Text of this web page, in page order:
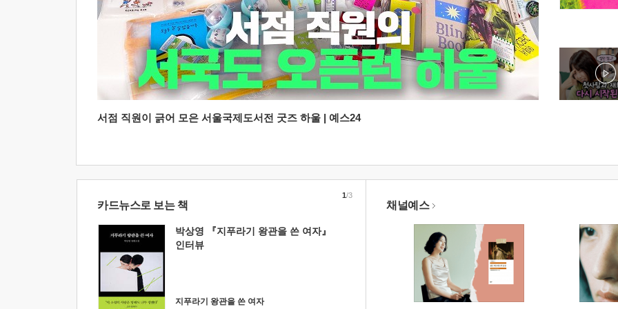
서점 직원이 긁어 모은 서울국제도서전 굿즈 하울 | 예스24
카드뉴스로 보는 책
박상영 『지푸라기 왕관을 쓴 여자』
인터뷰
지푸라기 왕관을 쓴 여자
1/3
채널예스